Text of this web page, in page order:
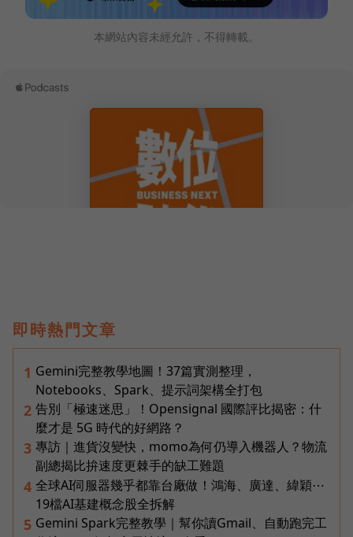
本網站內容未經允許，不得轉載。
即時熱門文章
1 Gemini完整教學地圖！37篇實測整理，
Notebooks、Spark、提示詞架構全打包
2 告別「極速迷思」！Opensignal 國際評比揭密：什
麼才是 5G 時代的好網路？
3 專訪｜進貨沒變快，momo為何仍導入機器人？物流
副總揭比拚速度更棘手的缺工難題
4 全球AI伺服器幾乎都靠台廠做！鴻海、廣達、緯穎⋯
19檔AI基建概念股全拆解
5 Gemini Spark完整教學｜幫你讀Gmail、自動跑完工